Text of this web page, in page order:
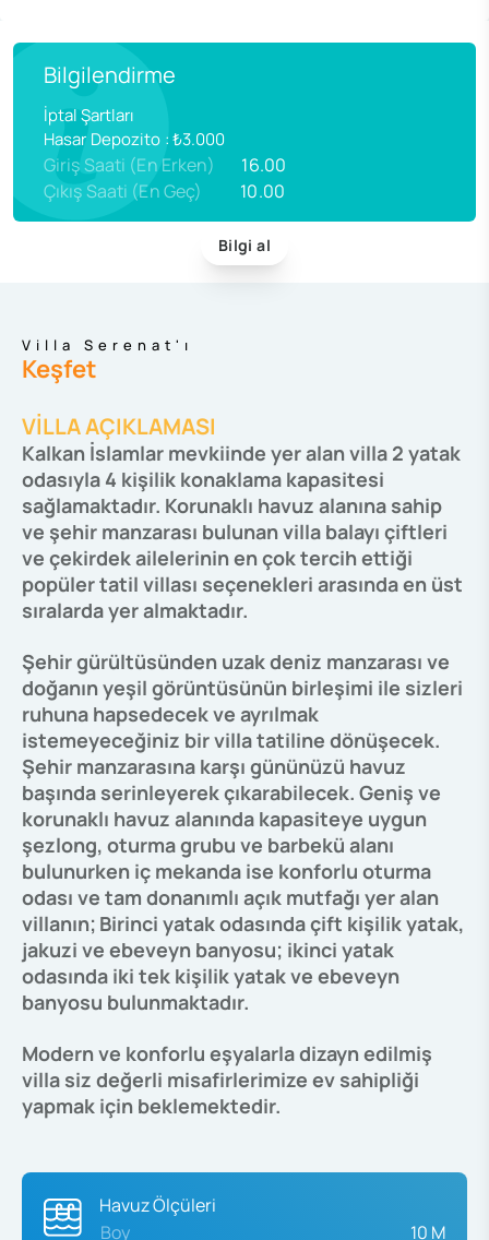
Bilgilendirme
İptal Şartları
Hasar Depozito :₺3.000
Giriş Saati (En Erken)
16.00
Çıkış Saati (En Geç)
10.00
Bilgi al
Villa Serenat'ı
Keşfet
VİLLA AÇIKLAMASI
Kalkan İslamlar mevkiinde yer alan villa 2 yatak
odasıyla 4 kişilik konaklama kapasitesi
sağlamaktadır. Korunaklı havuz alanına sahip
ve şehir manzarası bulunan villa balayı çiftleri
ve çekirdek ailelerinin en çok tercih ettiği
popüler tatil villası seçenekleri arasında en üst
sıralarda yer almaktadır.
Şehir gürültüsünden uzak deniz manzarası ve
doğanın yeşil görüntüsünün birleşimi ile sizleri
ruhuna hapsedecek ve ayrılmak
istemeyeceğiniz bir villa tatiline dönüşecek.
Şehir manzarasına karşı gününüzü havuz
başında serinleyerek çıkarabilecek. Geniş ve
korunaklı havuz alanında kapasiteye uygun
şezlong, oturma grubu ve barbekü alanı
bulunurken iç mekanda ise konforlu oturma
odası ve tam donanımlı açık mutfağı yer alan
villanın; Birinci yatak odasında çift kişilik yatak,
jakuzi ve ebeveyn banyosu; ikinci yatak
odasında iki tek kişilik yatak ve ebeveyn
banyosu bulunmaktadır.
Modern ve konforlu eşyalarla dizayn edilmiş
villa siz değerli misafirlerimize ev sahipliği
yapmak için beklemektedir.
Havuz Ölçüleri
Boy
10 M